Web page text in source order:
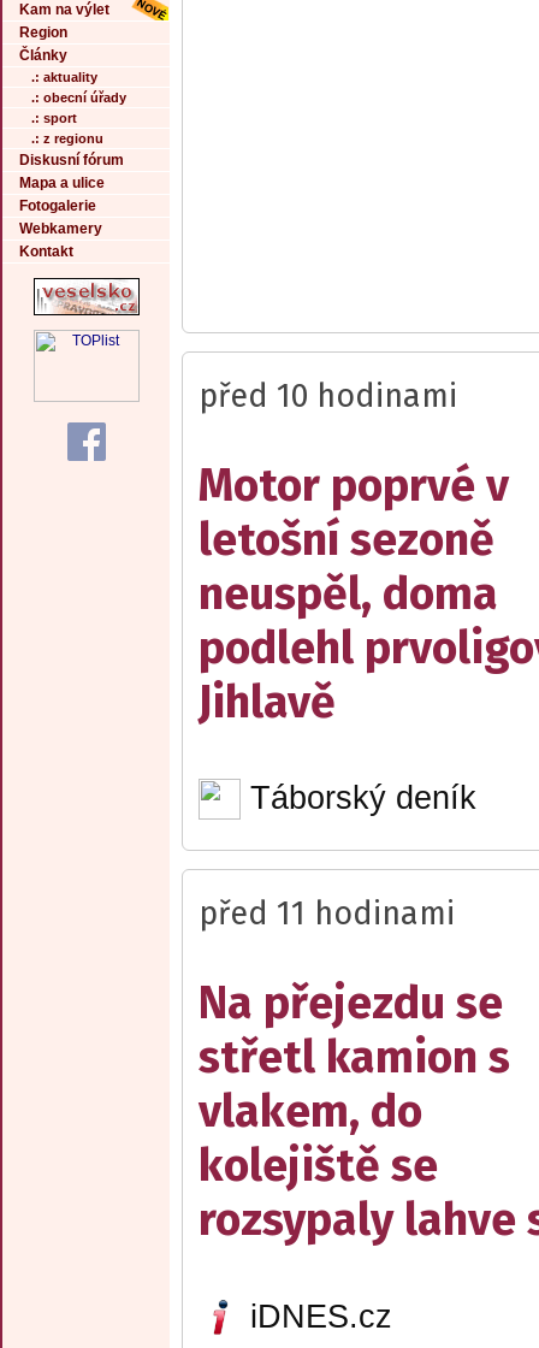
Kam na výlet
Region
Články
.: aktuality
.: obecní úřady
.: sport
.: z regionu
Diskusní fórum
Mapa a ulice
Fotogalerie
Webkamery
Kontakt
před 10 hodinami
Motor poprvé v
letošní sezoně
neuspěl, doma
podlehl
Jihlavě
Táborský deník
před 11 hodinami
Na přejezdu se
střetl kamion s
vlakem, do
kolejiště se
rozsypaly lahve
iDNES.cz